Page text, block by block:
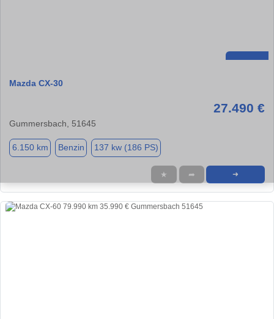
Mazda CX-30
27.490 €
Gummersbach, 51645
6.150 km Benzin 137 kw (186 PS)
★ ➦ ➜